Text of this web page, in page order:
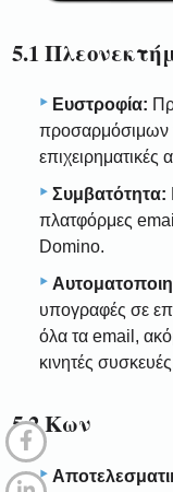
5.1
Ευστροφία:
προσαρμόσιμων
επιχειρηματικές
Συμβατότητα:
πλατφόρμες
Domino.
υπογραφές σε
όλα τα email,
κινητές
5.2 Κων